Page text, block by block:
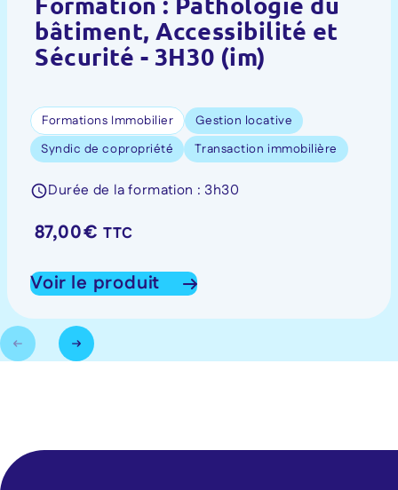
bâtiment, Accessibilité et
Sécurité - 3H30 (im)
Formations Immobilier
Gestion locative
Syndic de copropriété
Transaction immobilière
Durée de la formation : 3h30
87,00€ TTC
Voir le produit